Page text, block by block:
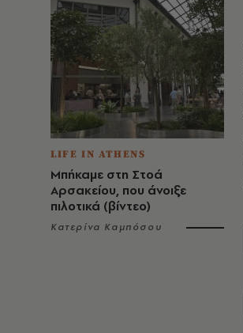
LIFE IN ATHENS
Μπήκαμε στη Στοά
Αρσακείου, που άνοιξε
πιλοτικά (βίντεο)
Κατερίνα Καμπόσου